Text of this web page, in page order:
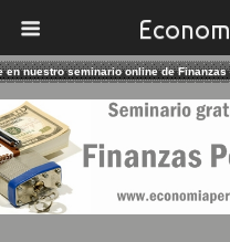
Planifique Sus
Gustavo
en nuestro seminario online de